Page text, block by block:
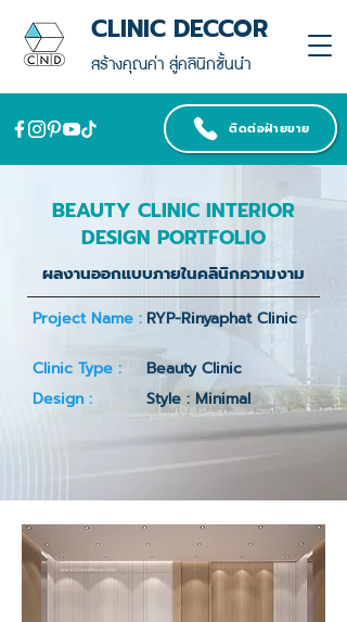
สร้างคุณค่า สู่คลินิกชั้นนำ
CLINIC DECCOR
ติดต่อฝ่ายขาย
BEAUTY CLINIC INTERIOR
DESIGN PORTFOLIO
ผลงานออกแบบภายในคลินิกความงาม
Project Name : RYP-Rinyaphat Clinic
Clinic Type :
Beauty Clinic
Design :
Style : Minimal